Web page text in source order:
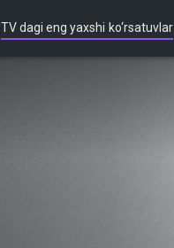
TV dagi eng yaxshi ko‘rsatuvlar